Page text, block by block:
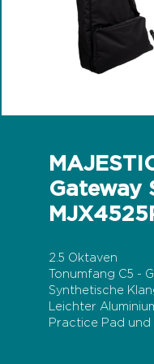
Gateway
2.5 Oktaven
Tonumfang C5 -
Synthetische
Leichter
Practice Pad und